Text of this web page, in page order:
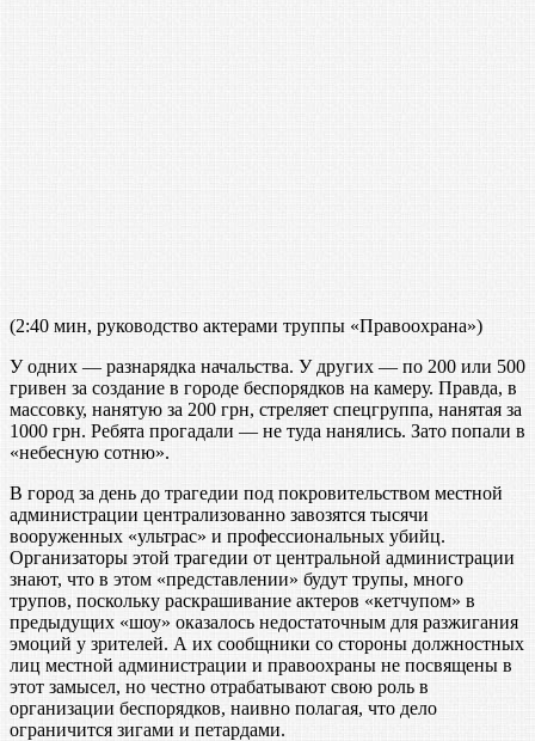
(2:40 мин, руководство актерами труппы «Правоохрана»)
У одних — разнарядка начальства. У других — по 200 или 500
гривен за создание в городе беспорядков на камеру. Правда, в
массовку, нанятую за 200 грн, стреляет спецгруппа, нанятая за
1000 грн. Ребята прогадали — не туда нанялись. Зато попали в
«небесную сотню».
В город за день до трагедии под покровительством местной
администрации централизованно завозятся тысячи
вооруженных «ультрас» и профессиональных убийц.
Организаторы этой трагедии от центральной администрации
знают, что в этом «представлении» будут трупы, много
трупов, поскольку раскрашивание актеров «кетчупом» в
предыдущих «шоу» оказалось недостаточным для разжигания
эмоций у зрителей. А их сообщники со стороны должностных
лиц местной администрации и правоохраны не посвящены в
этот замысел, но честно отрабатывают свою роль в
организации беспорядков, наивно полагая, что дело
ограничится зигами и петардами.